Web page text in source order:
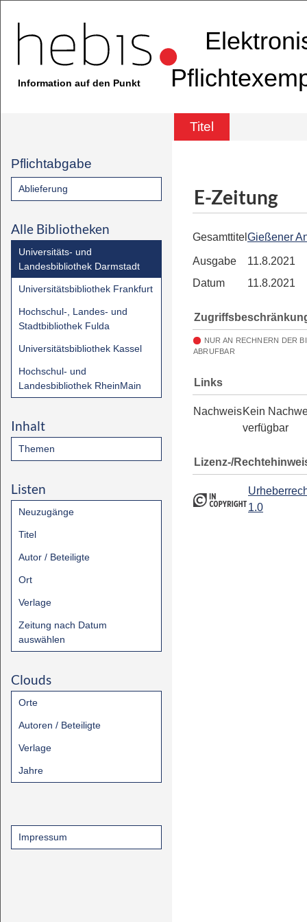
Information auf den Punkt
Titel
Pflichtabgabe
Ablieferung
Alle Bibliotheken
Universitäts- und
Landesbibliothek Darmstadt
Universitätsbibliothek Frankfurt
Hochschul-, Landes- und
Stadtbibliothek Fulda
Universitätsbibliothek Kassel
Hochschul- und
Landesbibliothek RheinMain
Inhalt
Themen
Listen
Neuzugänge
Titel
Autor / Beteiligte
Ort
Verlage
Zeitung nach Datum
auswählen
Clouds
Orte
Autoren / Beteiligte
Verlage
Jahre
Impressum
E-Zeitung
Gesamttitel Gießener
Ausgabe
11.8.2021
Datum
11.8.2021
NUR AN RECHNERN DER
ABRUFBAR
Links
NachweisKein
verfügbar
Lizenz-/
1.0